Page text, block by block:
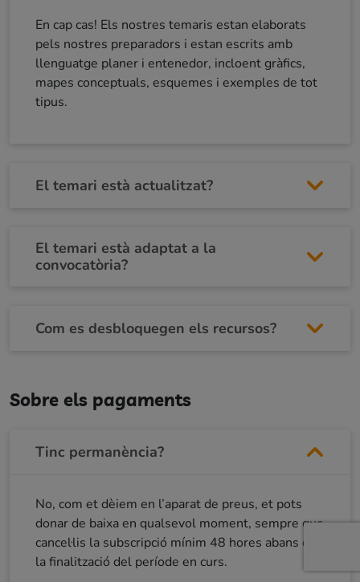
En cap cas! Els nostres temaris estan elaborats
pels nostres preparadors i estan escrits amb
llenguatge planer i entenedor, incloent gràfics,
mapes conceptuals, esquemes i exemples de tot
tipus.
El temari està actualitzat?
El temari està adaptat a la
convocatòria?
Com es desbloquegen els recursos?
Sobre els pagaments
Tinc permanència?
No, com et dèiem en l’aparat de preus, et pots
donar de baixa en qualsevol moment, sempre que
cancel·lis la subscripció mínim 48 hores abans de
la finalització del període en curs.